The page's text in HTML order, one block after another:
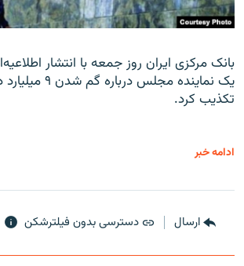
بانک مرکزی ایران روز جمعه با انتشار
یک نماینده مجلس
تکذیب کرد.
ادامه خبر
ارسال دسترسی بدون فیلترشکن